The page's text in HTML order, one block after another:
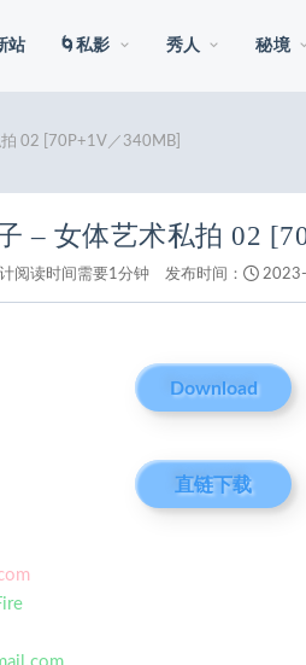
站 🌀私影 秀人 秘境
02 [70P+1V／340MB]
– 女体艺术私拍 02
阅读时间需要1分钟 发布时间：
Download
直链下载